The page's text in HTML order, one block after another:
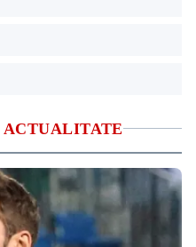
ACTUALITATE